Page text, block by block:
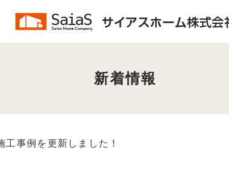
新着情報
工事例を更新しました！